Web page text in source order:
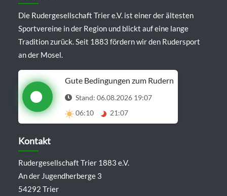
Die Rudergesellschaft Trier e.V. ist einer der ältesten
Sportvereine in der Region und blickt auf eine lange
Tradition zurück. Seit 1883 fördern wir den Rudersport
an der Mosel.
Gute Bedingungen zum Rudern
Stand: 06.08.2026 19:07
06:10
21:07
Details anzeigen
Kontakt
Rudergesellschaft Trier 1883 e.V.
An der Jugendherberge 3
54292 Trier